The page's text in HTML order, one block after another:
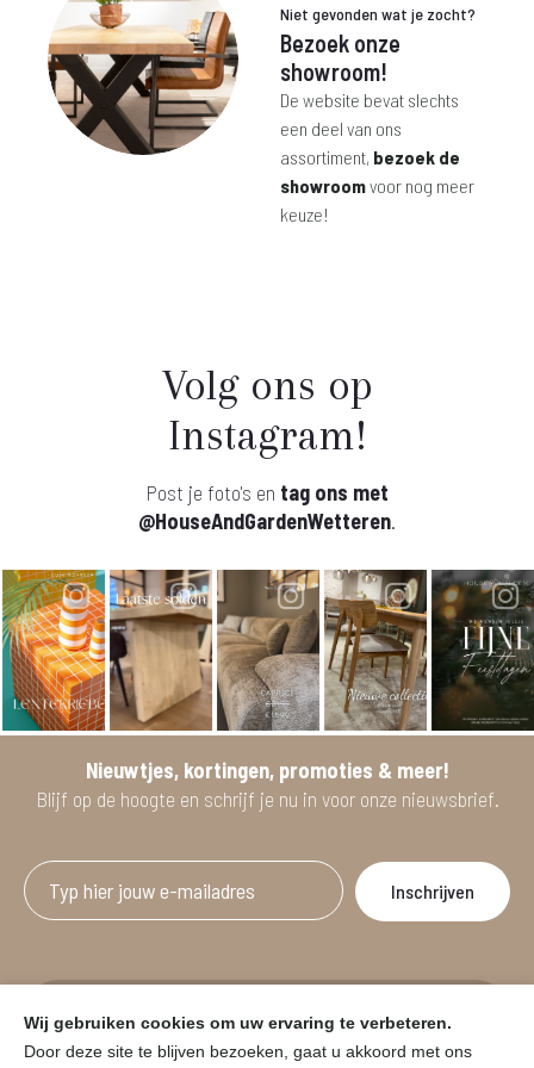
Niet gevonden wat je zocht?
Bezoek onze
showroom!
De website bevat slechts
een deel van ons
assortiment, bezoek de
showroomvoor nog meer
keuze!
Volg ons op
Instagram!
Post je foto's en tag ons met
@HouseAndGardenWetteren.
Nieuwtjes, kortingen, promoties & meer!
Blijf op de hoogte en schrijf je nu in voor onze nieuwsbrief.
vanaf minimum 2 willekeurige artikelen.
Wij gebruiken cookies om uw ervaring te verbeteren.
Door deze site te blijven bezoeken, gaat u akkoord met ons